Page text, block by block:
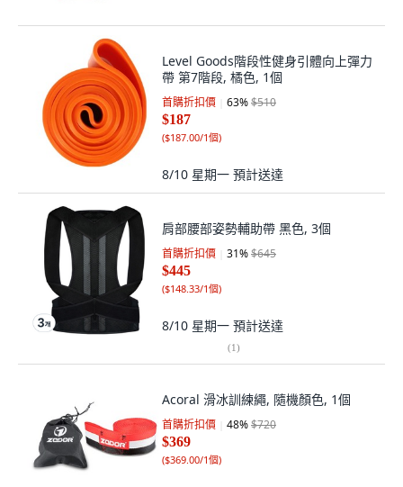
Level Goods階段性健身引體向上彈力
帶 第7階段, 橘色, 1個
首購折扣價 63%$510
$187
($187.00/1個)
8/10 星期一 預計送達
肩部腰部姿勢輔助帶 黑色, 3個
首購折扣價 31%$645
$445
($148.33/1個)
8/10 星期一 預計送達
(1)
Acoral 滑冰訓練繩, 隨機顏色, 1個
首購折扣價 48%$720
$369
($369.00/1個)